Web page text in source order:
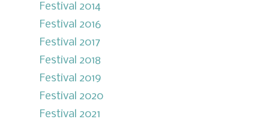
Festival 2014
Festival 2016
Festival 2017
Festival 2018
Festival 2019
Festival 2020
Festival 2021